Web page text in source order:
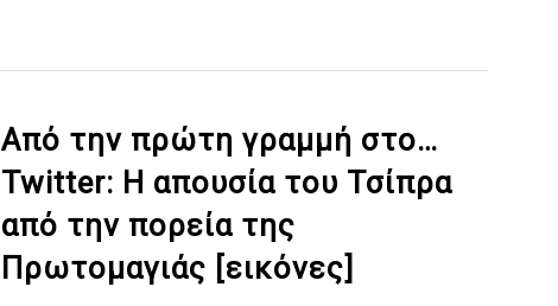
Από την πρώτη γραμμή στο…
Twitter: Η απουσία του Τσίπρα
από την πορεία της
Πρωτομαγιάς [εικόνες]